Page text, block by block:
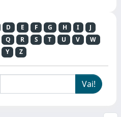
D E F G H I
J
Q R S T U V
W
Y Z